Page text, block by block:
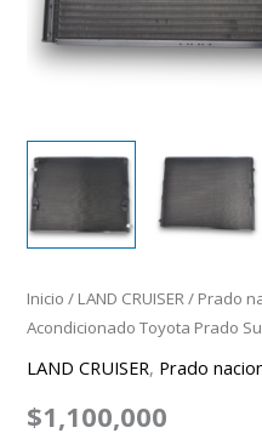
Inicio / LAND CRUISER/ Prado
Acondicionado Toyota Prado
LAND CRUISER, Prado
$1,100,000